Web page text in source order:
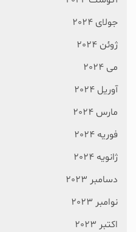
جولای 2024
ژوئن 2024
می 2024
آوریل 2024
مارس 2024
فوریه 2024
ژانویه 2024
دسامبر 2023
نوامبر 2023
اکتبر 2023